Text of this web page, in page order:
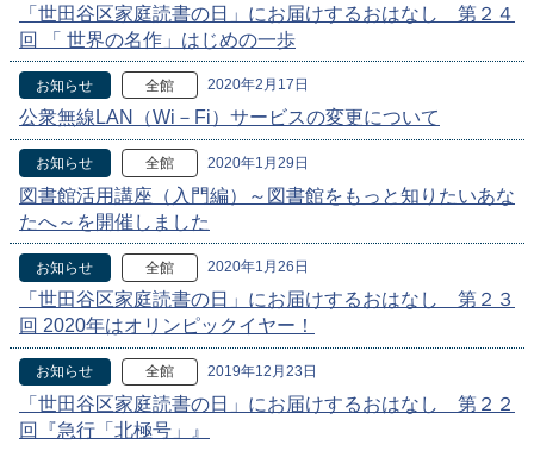
「世田谷区家庭読書の日」にお届けするおはなし 第２４
回 「 世界の名作」はじめの一歩
お知らせ 全館 2020年2月17日
公衆無線LAN（Wi－Fi）サービスの変更について
お知らせ 全館 2020年1月29日
図書館活用講座（入門編）～図書館をもっと知りたいあな
たへ～を開催しました
お知らせ 全館 2020年1月26日
「世田谷区家庭読書の日」にお届けするおはなし 第２３
回 2020年はオリンピックイヤー！
お知らせ 全館 2019年12月23日
「世田谷区家庭読書の日」にお届けするおはなし 第２２
回『急行「北極号」』